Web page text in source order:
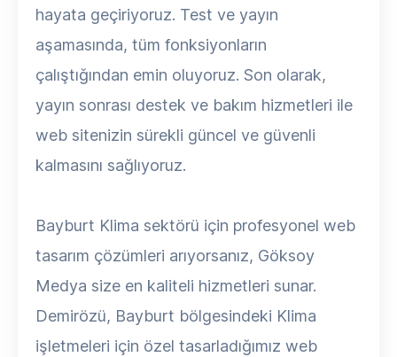
hayata geçiriyoruz. Test ve yayın
aşamasında, tüm fonksiyonların
çalıştığından emin oluyoruz. Son olarak,
yayın sonrası destek ve bakım hizmetleri ile
web sitenizin sürekli güncel ve güvenli
kalmasını sağlıyoruz.
Bayburt Klima sektörü için profesyonel web
tasarım çözümleri arıyorsanız, Göksoy
Medya size en kaliteli hizmetleri sunar.
Demirözü, Bayburt bölgesindeki Klima
işletmeleri için özel tasarladığımız web